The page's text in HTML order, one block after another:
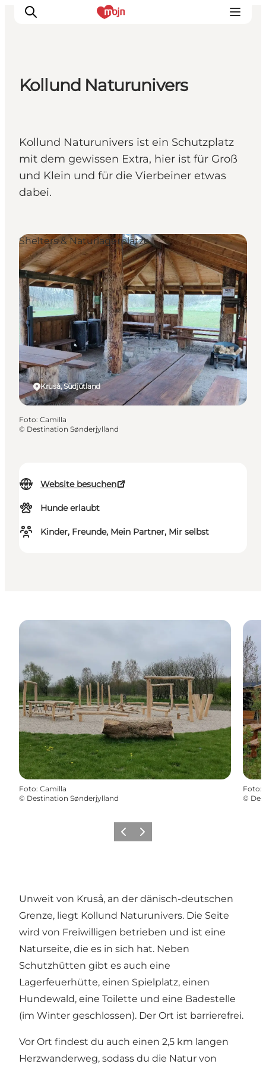
Events
Übernachtung
Plane deine Reise
Booking
Kollund Naturunivers
Kollund Naturunivers ist ein Schutzplatz
mit dem gewissen Extra, hier ist für Groß
und Klein und für die Vierbeiner etwas
dabei.
Website besuchen
Hunde erlaubt
Kinder, Freunde, Mein Partner, Mir selbst
Kruså, Südjütland
Shelters & Naturlagerplätze
Foto: Camilla
© Destination Sønderjylland
Foto: Camilla
© Destination Sønderjylland
Foto:
©
ZurückWeiter
Unweit von Kruså, an der dänisch-deutschen
Grenze, liegt Kollund Naturunivers. Die Seite
wird von Freiwilligen betrieben und ist eine
Naturseite, die es in sich hat. Neben
Schutzhütten gibt es auch eine
Lagerfeuerhütte, einen Spielplatz, einen
Hundewald, eine Toilette und eine Badestelle
(im Winter geschlossen). Der Ort ist barrierefrei.
Vor Ort findest du auch einen 2,5 km langen
Herzwanderweg, sodass du die Natur von